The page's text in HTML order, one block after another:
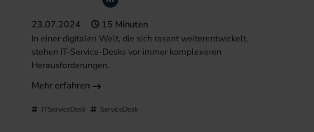
23.07.2024 15 Minuten
In einer digitalen Welt, die sich rasant weiterentwickelt,
stehen IT-Service-Desks vor immer komplexeren
Herausforderungen.
Mehr erfahren
ITServiceDesk ServiceDesk